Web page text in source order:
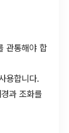
관통해야 합
용합니다.
과 조화를